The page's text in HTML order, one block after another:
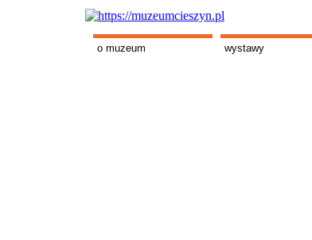
o muzeum wystawy